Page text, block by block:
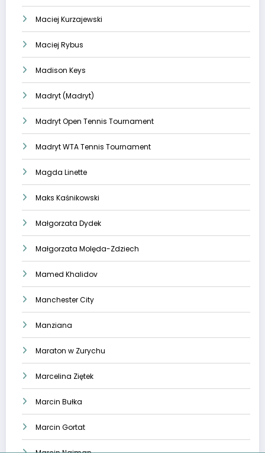
Maciej Kurzajewski
Maciej Rybus
Madison Keys
Madryt (Madryt)
Madryt Open Tennis Tournament
Madryt WTA Tennis Tournament
Magda Linette
Maks Kaśnikowski
Małgorzata Dydek
Małgorzata Molęda-Zdziech
Mamed Khalidov
Manchester City
Manziana
Maraton w Zurychu
Marcelina Ziętek
Marcin Bułka
Marcin Gortat